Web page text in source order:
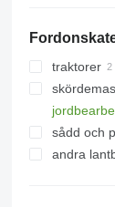
traktorer
harvar
sådd och
andra